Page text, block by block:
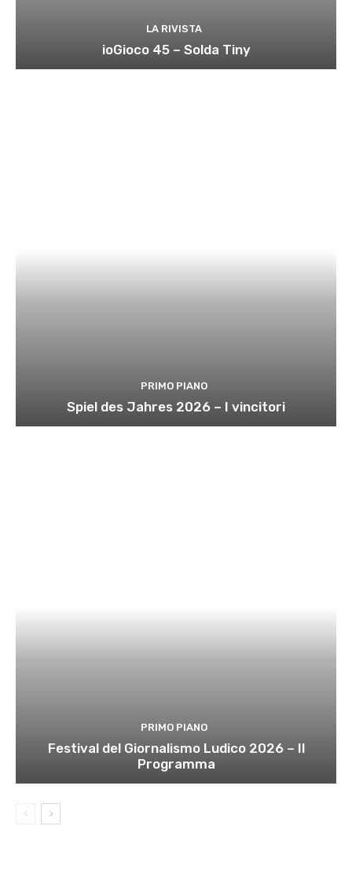
LA RIVISTA
ioGioco 45 – Solda Tiny
PRIMO PIANO
Spiel des Jahres 2026 – I vincitori
PRIMO PIANO
Festival del Giornalismo Ludico 2026 – Il
Programma